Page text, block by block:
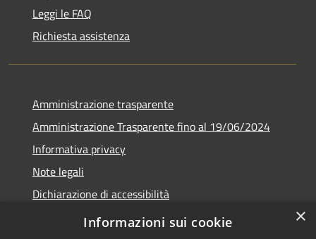
Leggi le FAQ
Richiesta assistenza
Amministrazione trasparente
Amministrazione Trasparente fino al 19/06/2024
Informativa privacy
Note legali
Dichiarazione di accessibilità
Meccanismo di feedback
×
Informazioni sui cookie